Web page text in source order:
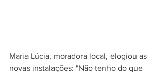
Maria Lúcia, moradora local, elogiou as
novas instalações: "Não tenho do que